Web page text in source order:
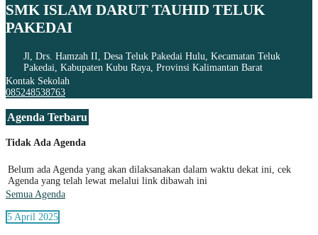
SMK ISLAM DARUT TAUHID TELUK
PAKEDAI
Jl, Drs. Hamzah II, Desa Teluk Pakedai Hulu, Kecamatan Teluk
Pakedai, Kabupaten Kubu Raya, Provinsi Kalimantan Barat
Kontak Sekolah
085248538763
Agenda Terbaru
Tidak Ada Agenda
Belum ada Agenda yang akan dilaksanakan dalam waktu dekat ini, cek
Agenda yang telah lewat melalui link dibawah ini
Semua Agenda
5 April 2025